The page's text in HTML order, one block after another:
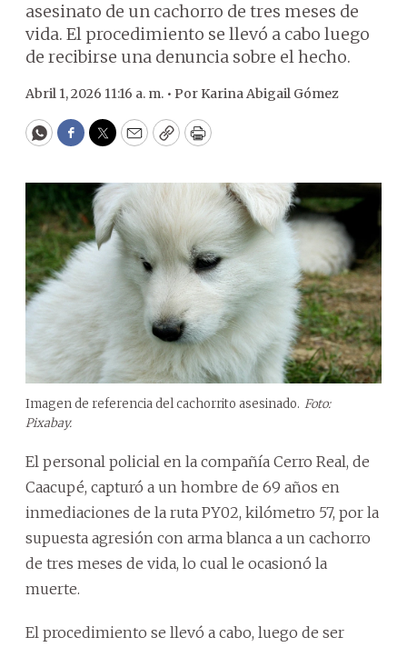
asesinato de un cachorro de tres meses de
vida. El procedimiento se llevó a cabo luego
de recibirse una denuncia sobre el hecho.
Abril 1, 2026 11:16 a. m. • Por Karina Abigail Gómez
WhatsApp
Facebook
Twitter
EmailCopyPrint
Imagen de referencia del cachorrito asesinado. Foto:
Pixabay.
El personal policial en la compañía Cerro Real, de
Caacupé, capturó a un hombre de 69 años en
inmediaciones de la ruta PY02, kilómetro 57, por la
supuesta agresión con arma blanca a un cachorro
de tres meses de vida, lo cual le ocasionó la
muerte.
El procedimiento se llevó a cabo, luego de ser